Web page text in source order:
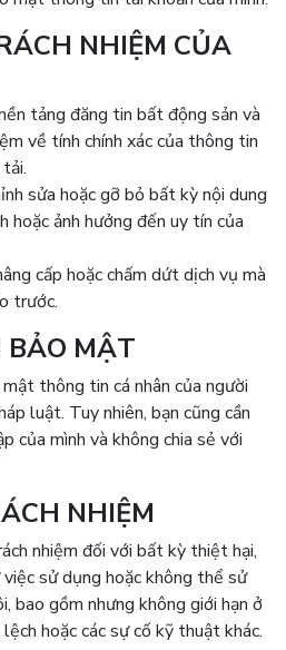
NHIỆM CỦA
tảng đăng tin bất động sản và
về tính chính xác của thông tin
sửa hoặc gỡ bỏ bất kỳ nội dung
hoặc ảnh hưởng đến uy tín của
cấp hoặc chấm dứt dịch vụ mà
trước.
BẢO MẬT
thông tin cá nhân của người
luật. Tuy nhiên, bạn cũng cần
của mình và không chia sẻ với
NHIỆM
nhiệm đối với bất kỳ thiệt hại,
sử dụng hoặc không thể sử
bao gồm nhưng không giới hạn ở
hoặc các sự cố kỹ thuật khác.